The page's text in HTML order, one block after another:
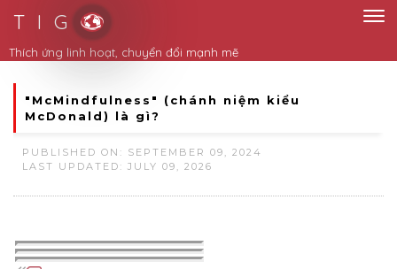
T I G
Thích ứng linh hoạt, chuyển đổi mạnh mẽ
"McMindfulness" (chánh niệm kiểu
McDonald) là gì?
PUBLISHED ON: SEPTEMBER 09, 2024
LAST UPDATED: JULY 09, 2026